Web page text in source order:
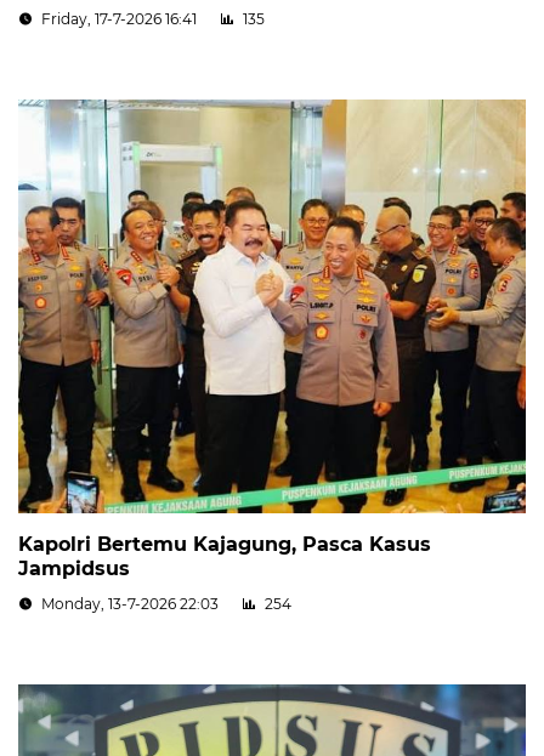
Friday, 17-7-2026 16:41 135
Kapolri Bertemu Kajagung, Pasca Kasus
Jampidsus
Monday, 13-7-2026 22:03 254